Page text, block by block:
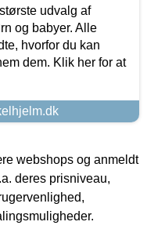
udvalg af
og babyer. Alle
hvorfor du kan
dem. Klik her for at
webshops og anmeldt
deres prisniveau,